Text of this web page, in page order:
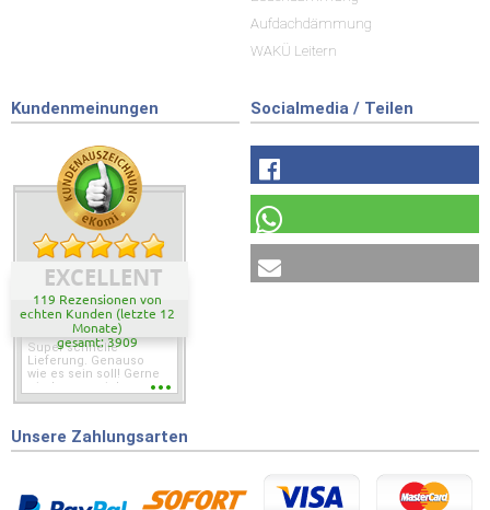
Aufdachdämmung
WAKÜ Leitern
Kundenmeinungen
EXCELLENT
119 Rezensionen von
echten Kunden (letzte 12
Monate)
gesamt: 3909
Super schnelle
Lieferung. Genauso
wie es sein soll! Gerne
wieder wenn ich was
Socialmedia / Teilen
Unsere Zahlungsarten